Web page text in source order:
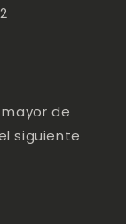
de
siguiente